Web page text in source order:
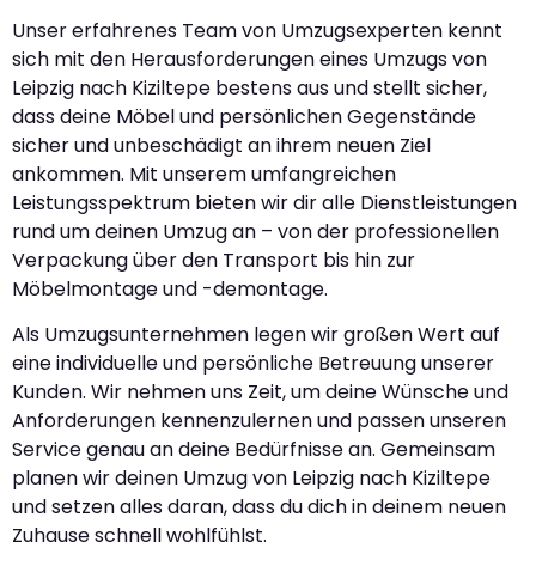
Unser erfahrenes Team von Umzugsexperten kennt
sich mit den Herausforderungen eines Umzugs von
Leipzig nach Kiziltepe bestens aus und stellt sicher,
dass deine Möbel und persönlichen Gegenstände
sicher und unbeschädigt an ihrem neuen Ziel
ankommen. Mit unserem umfangreichen
Leistungsspektrum bieten wir dir alle Dienstleistungen
rund um deinen Umzug an – von der professionellen
Verpackung über den Transport bis hin zur
Möbelmontage und -demontage.
Als Umzugsunternehmen legen wir großen Wert auf
eine individuelle und persönliche Betreuung unserer
Kunden. Wir nehmen uns Zeit, um deine Wünsche und
Anforderungen kennenzulernen und passen unseren
Service genau an deine Bedürfnisse an. Gemeinsam
planen wir deinen Umzug von Leipzig nach Kiziltepe
und setzen alles daran, dass du dich in deinem neuen
Zuhause schnell wohlfühlst.